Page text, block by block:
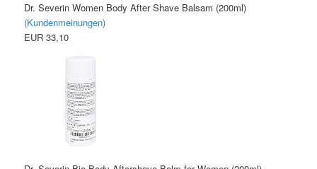
Dr. Severin Women Body After Shave Balsam (200ml)
(Kundenmeinungen)
EUR 33,10